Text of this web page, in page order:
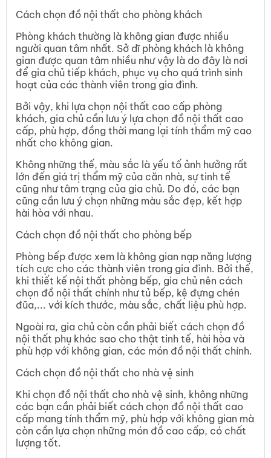
Cách chọn đồ nội thất cho phòng khách
Phòng khách thường là không gian được nhiều
người quan tâm nhất. Sở dĩ phòng khách là không
gian được quan tâm nhiều như vậy là do đây là nơi
để gia chủ tiếp khách, phục vụ cho quá trình sinh
hoạt của các thành viên trong gia đình.
Bởi vậy, khi lựa chọn nội thất cao cấp phòng
khách, gia chủ cần lưu ý lựa chọn đồ nội thất cao
cấp, phù hợp, đồng thời mang lại tính thẩm mỹ cao
nhất cho không gian.
Không những thế, màu sắc là yếu tố ảnh hưởng rất
lớn đến giá trị thẩm mỹ của căn nhà, sự tinh tế
cũng như tâm trạng của gia chủ. Do đó, các bạn
cũng cần lưu ý chọn những màu sắc đẹp, kết hợp
hài hòa với nhau.
Cách chọn đồ nội thất cho phòng bếp
Phòng bếp được xem là không gian nạp năng lượng
tích cực cho các thành viên trong gia đình. Bởi thế,
khi thiết kế nội thất phòng bếp, gia chủ nên cách
chọn đồ nội thất chính như tủ bếp, kệ đựng chén
đũa,... với kích thước, màu sắc, chất liệu phù hợp.
Ngoài ra, gia chủ còn cần phải biết cách chọn đồ
nội thất phụ khác sao cho thật tinh tế, hài hòa và
phù hợp với không gian, các món đồ nội thất chính.
Cách chọn đồ nội thất cho nhà vệ sinh
Khi chọn đồ nội thất cho nhà vệ sinh, không những
các bạn cần phải biết cách chọn đồ nội thất cao
cấp mang tính thẩm mỹ, phù hợp với không gian mà
còn cần lựa chọn những món đồ cao cấp, có chất
lượng tốt.